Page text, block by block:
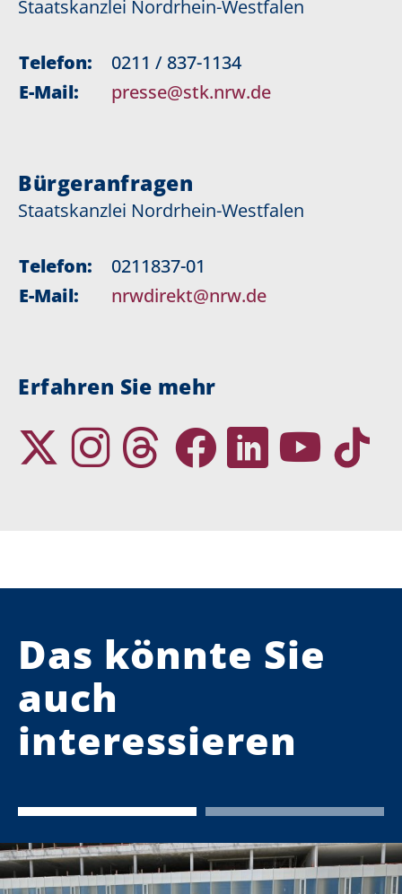
Staatskanzlei Nordrhein-Westfalen
Telefon:
0211 / 837-1134
E-Mail:
presse@stk.nrw.de
Bürgeranfragen
Staatskanzlei Nordrhein-Westfalen
Telefon:
0211837-01
E-Mail:
nrwdirekt@nrw.de
Erfahren Sie mehr
Das könnte Sie
auch
interessieren